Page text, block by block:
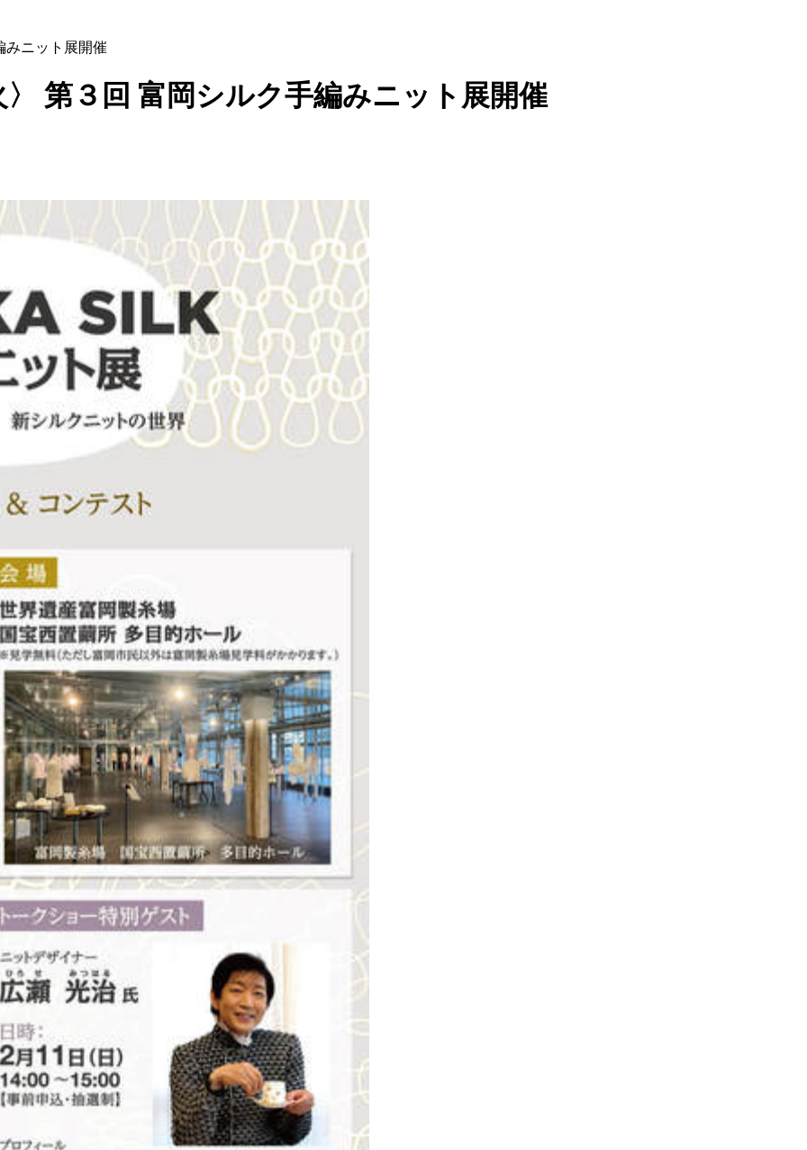
みニット展開催
〉 第３回 富岡シルク手編みニット展開催